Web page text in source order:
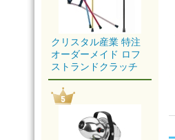
クリスタル産業 特注
オーダーメイド ロフ
ストランドクラッチ